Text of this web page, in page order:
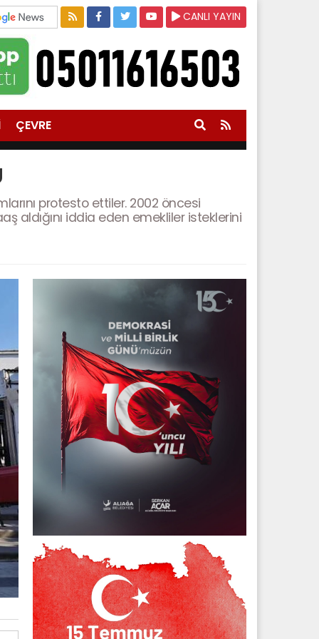
CANLI YAYIN
ÇEVRE
protesto ettiler. 2002 öncesi
aldığını iddia eden emekliler isteklerini